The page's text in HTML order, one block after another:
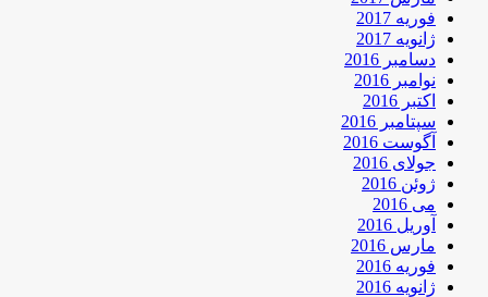
فوریه 2017
ژانویه 2017
دسامبر 2016
نوامبر 2016
اکتبر 2016
سپتامبر 2016
آگوست 2016
جولای 2016
ژوئن 2016
می 2016
آوریل 2016
مارس 2016
فوریه 2016
ژانویه 2016